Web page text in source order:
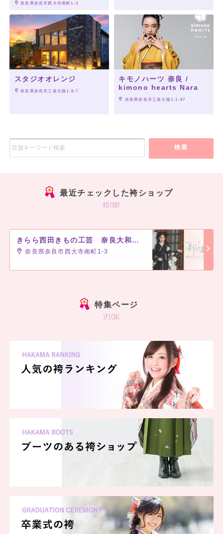
奈良県奈良市西大寺南町1-3
スタジオオレンジ
奈良県奈良市三条大路1-8-7
キモノハーツ 奈良 /
kimono hearts Nara
奈良県奈良市三条大路1-1-87
検索
最近チェックした袴ショップ
history
きらら西田きもの工芸 奈良大和西大寺駅前店
奈良県奈良市西大寺南町1-3
特集ページ
special